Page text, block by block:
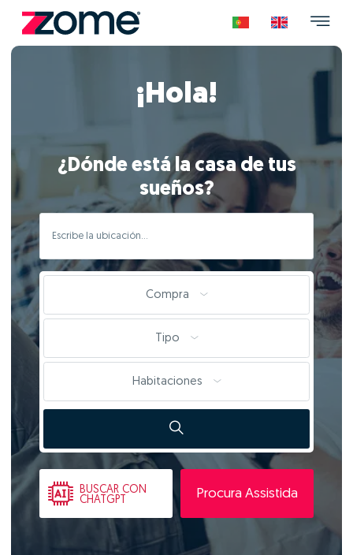
¡Hola!
¿Dónde está la casa de tus
sueños?
Compra
Tipo
Habitaciones
BUSCAR CON
CHATGPT
Procura Assistida